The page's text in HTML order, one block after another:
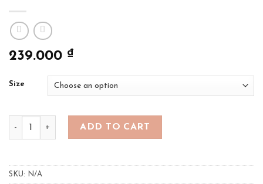
239.000 ₫
Size
Bộ bóng đá Đà Nẵng 2022 - màu xanh bích quantity
ADD TO CART
SKU: N/A